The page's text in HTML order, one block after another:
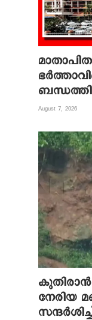
August 7, 2026
നേരിയ